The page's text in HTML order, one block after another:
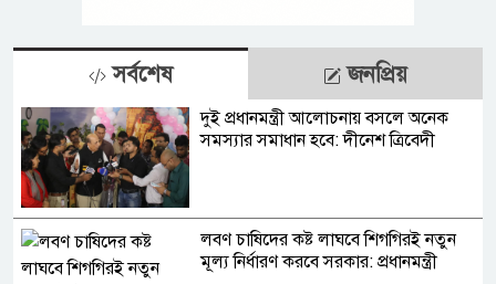
সর্বশেষ জনপ্রিয়
দুই প্রধানমন্ত্রী আলোচনায় বসলে অনেক
সমস্যার সমাধান হবে: দীনেশ ত্রিবেদী
লবণ চাষিদের কষ্ট লাঘবে শিগগিরই নতুন
মূল্য নির্ধারণ করবে সরকার: প্রধানমন্ত্রী